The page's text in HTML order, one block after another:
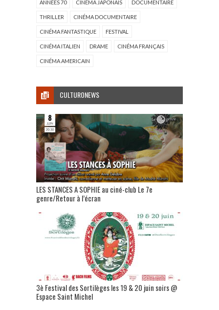
ANNÉES 70 CINÉMA JAPONAIS DOCUMENTAIRE
THRILLER CINÉMA DOCUMENTAIRE
CINÉMA FANTASTIQUE FESTIVAL
CINÉMA ITALIEN DRAME CINÉMA FRANÇAIS
CINÉMA AMERICAIN
CULTURONEWS
LES STANCES A SOPHIE au ciné-club Le 7e
genre/Retour à l’écran
3è Festival des Sortilèges les 19 & 20 juin soirs @
Espace Saint Michel